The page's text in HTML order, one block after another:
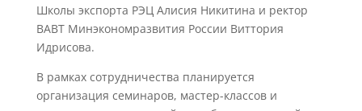
Школы экспорта РЭЦ Алисия Никитина и ректор
ВАВТ Минэкономразвития России Виттория
Идрисова.
В рамках сотрудничества планируется
организация семинаров, мастер-классов и